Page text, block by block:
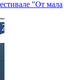
"От мала